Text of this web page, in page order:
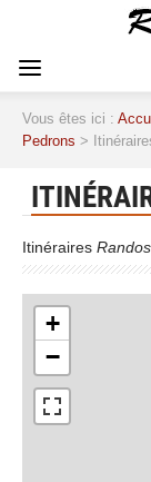
Vous êtes ici :
Pedrons >
Itinéraires
+
−